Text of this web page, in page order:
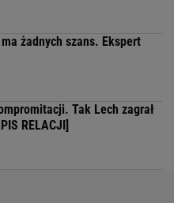
żadnych szans. Ekspert
Tak Lech zagrał
RELACJI]